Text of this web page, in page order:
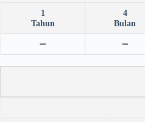
1
Tahun
4
Bulan
➖ ➖